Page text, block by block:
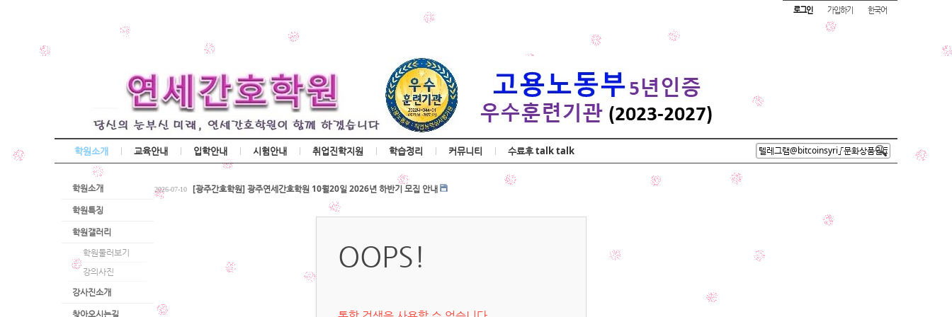
로그인 가입하기 한국어
학원소개 교육안내 입학안내 시험안내 취업진학지원 학습정리 커뮤니티 수료후 talk talk
학원소개
학원특징
학원갤러리
학원둘러보기
강의사진
강사진소개
찾아오시는길
[광주간호학원] 간호조무사 국비교육 수강평 조회
2026-07-10 [광주간호학원] 광주연세간호학원 10월20일 2026년 하반기 모집 안내
전원합격!! 2026년 상반기 간호조무사 국시
전원합격!! 2026년 상반기 간호조무사 국시OOPS!